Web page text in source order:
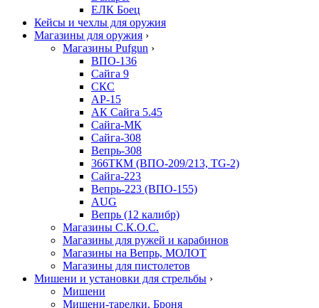
ЕЛК Боец
Кейсы и чехлы для оружия
Магазины для оружия ›
Магазины Pufgun ›
ВПО-136
Сайга 9
СКС
АР-15
АК Сайга 5.45
Сайга-МК
Сайга-308
Вепрь-308
366ТКМ (ВПО-209/213, TG-2)
Сайга-223
Вепрь-223 (ВПО-155)
AUG
Вепрь (12 калибр)
Магазины С.К.О.С.
Магазины для ружей и карабинов
Магазины на Вепрь, МОЛОТ
Магазины для пистолетов
Мишени и установки для стрельбы ›
Мишени
Мишени-тарелки. Броня